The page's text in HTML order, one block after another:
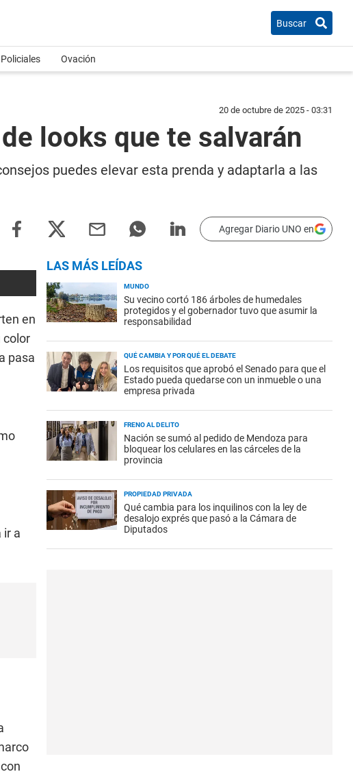
Buscar
Policiales Ovación
20 de octubre de 2025 - 03:31
looks que te salvarán
puedes elevar esta prenda y adaptarla a las
Agregar Diario UNO en
en
color
pasa
ir a
LAS MÁS LEÍDAS
MUNDO
Su vecino cortó 186 árboles de humedales
protegidos y el gobernador tuvo que asumir la
responsabilidad
QUÉ CAMBIA Y POR QUÉ EL DEBATE
Los requisitos que aprobó el Senado para que el
Estado pueda quedarse con un inmueble o una
empresa privada
FRENO AL DELITO
Nación se sumó al pedido de Mendoza para
bloquear los celulares en las cárceles de la
provincia
PROPIEDAD PRIVADA
Qué cambia para los inquilinos con la ley de
desalojo exprés que pasó a la Cámara de
Diputados